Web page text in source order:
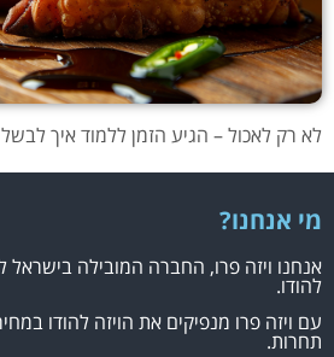
לא רק לאכול – הגיע הזמן ללמוד איך
מי אנחנו?
אנחנו ויזה פרו, החברה המובילה בישראל
להודו.
עם ויזה פרו מנפיקים את הויזה להודו
תחרות.